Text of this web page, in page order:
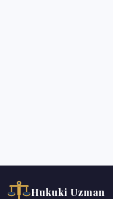
Hukuki Uzman